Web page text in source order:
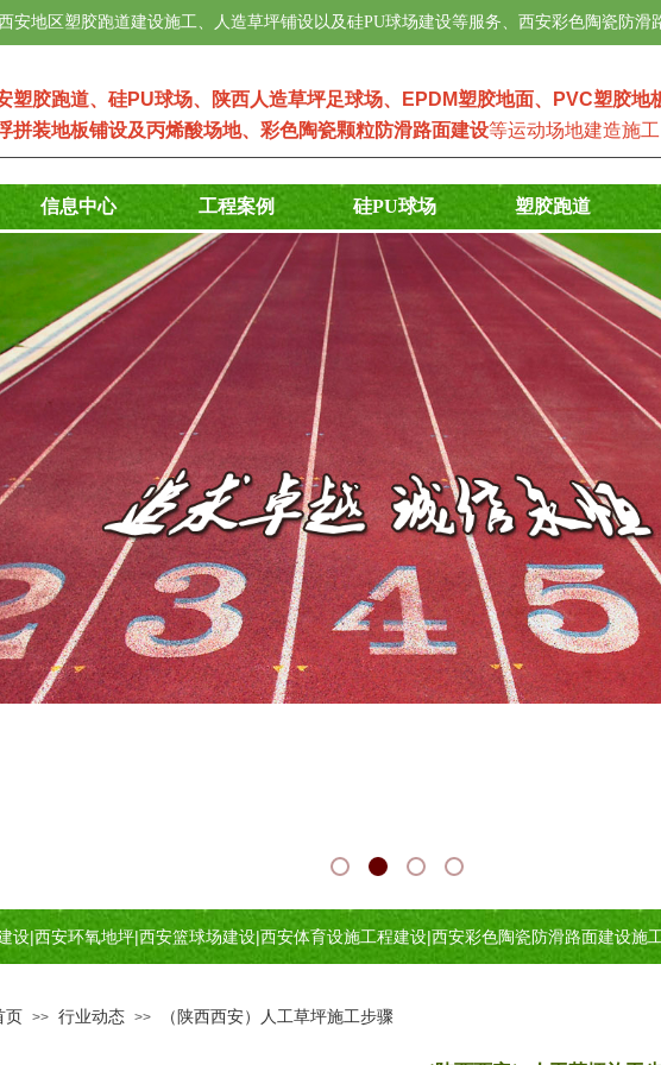
塑胶跑道、 硅PU球场、 陕西人造草坪足球场、 EPDM塑胶地面、
PVC塑胶地
拼装地板铺设及丙烯酸场地、 彩色陶瓷颗粒防滑路面建设等运动场地建造施工
安地区塑胶跑道建设施工、人造草坪铺设以及硅PU球场建设等服务、西安彩色陶瓷防滑
信息中心 工程案例 硅PU球场 塑胶跑道
设|西安环氧地坪|西安篮球场建设|西安体育设施工程建设|西安彩色陶瓷防滑路面建设施
页 >> 行业动态 >> （陕西西安）人工草坪施工步骤